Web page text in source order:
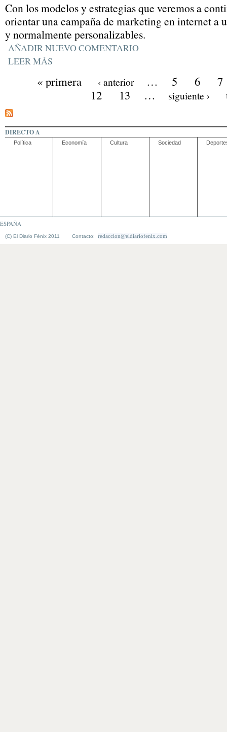
Con los modelos y estrategias que veremos a
orientar una campaña de marketing en internet a
y normalmente personalizables.
AÑADIR NUEVO COMENTARIO
LEER MÁS
« primera ‹ anterior … 5 6
7
12
13 … siguiente ›
DIRECTO A
Política Economía Cultura Sociedad
ESPAÑA
(C) El Diario Fénix 2011 Contacto: redaccion@eldiariofenix.com